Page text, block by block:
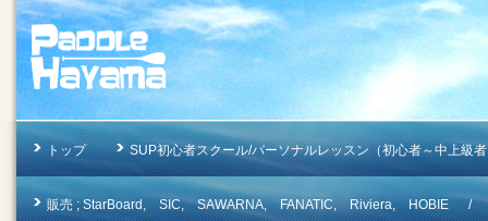
トップ SUP初心者スクール/パーソナルレッスン（初心者～中上級
販売 ; StarBoard, SIC, SAWARNA, FANATIC, Riviera, HOBIE /